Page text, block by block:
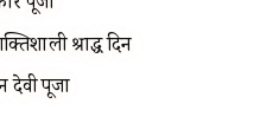
श्राद्ध दिन
पूजा